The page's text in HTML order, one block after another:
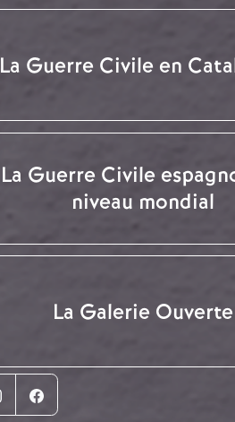
La Guerre Civile en
La Guerre Civile
niveau mondial
La Galerie Ouverte
InstagramFacebook